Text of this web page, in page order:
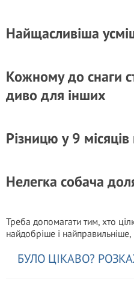
Найщасливіша
Кожному до снаги
диво для інших
Різницю у 9
Нелегка собача
Треба допомагати тим, хто
найдобріше і
БУЛО ЦІКАВО?